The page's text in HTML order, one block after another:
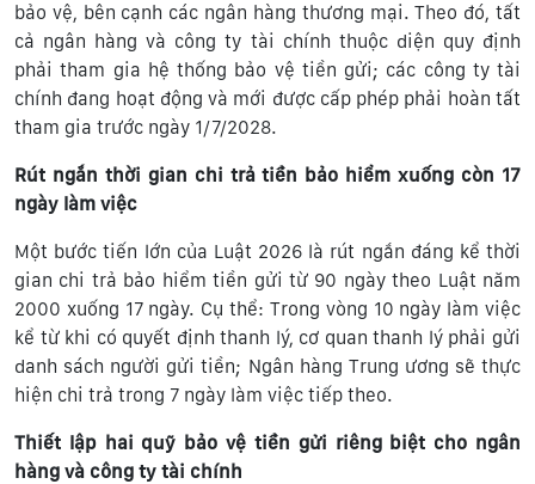
bảo vệ, bên cạnh các ngân hàng thương mại. Theo đó, tất
cả ngân hàng và công ty tài chính thuộc diện quy định
phải tham gia hệ thống bảo vệ tiền gửi; các công ty tài
chính đang hoạt động và mới được cấp phép phải hoàn tất
tham gia trước ngày 1/7/2028.
Rút ngắn thời gian chi trả tiền bảo hiểmxuống còn 17
ngày làm việc
Một bước tiến lớn của Luật 2026 là rút ngắn đáng kể thời
gian chi trả bảo hiểm tiền gửi từ 90 ngày theo Luật năm
2000 xuống 17 ngày. Cụ thể: Trong vòng 10 ngày làm việc
kể từ khi có quyết định thanh lý, cơ quan thanh lý phải gửi
danh sách người gửi tiền; Ngân hàng Trung ương sẽ thực
hiện chi trả trong 7 ngày làm việc tiếp theo.
Thiết lập hai quỹ bảo vệ tiền gửi riêng biệt cho ngân
hàng và công ty tài chính